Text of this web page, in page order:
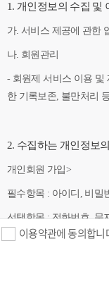
1. 개인정보의 수집 및
가. 서비스 제공에 관한
나. 회원관리
- 회원제 서비스 이용 및
한 기록보존, 불만처리
2. 수집하는 개인정보
개인회원 가입>
필수항목 : 아이디, 비밀
선택항목 : 전화번호, 문
필수항목 : 사업자등록
이용약관에 동의합니